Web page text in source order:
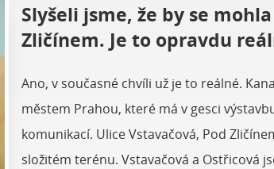
Slyšeli jsme, že by se
Zličínem. Je to opravdu
Ano, v současné chvíli už je to reálné.
městem Prahou, které má v gesci
komunikací. Ulice Vstavačová, Pod
složitém terénu. Vstavačová a Ostřicová